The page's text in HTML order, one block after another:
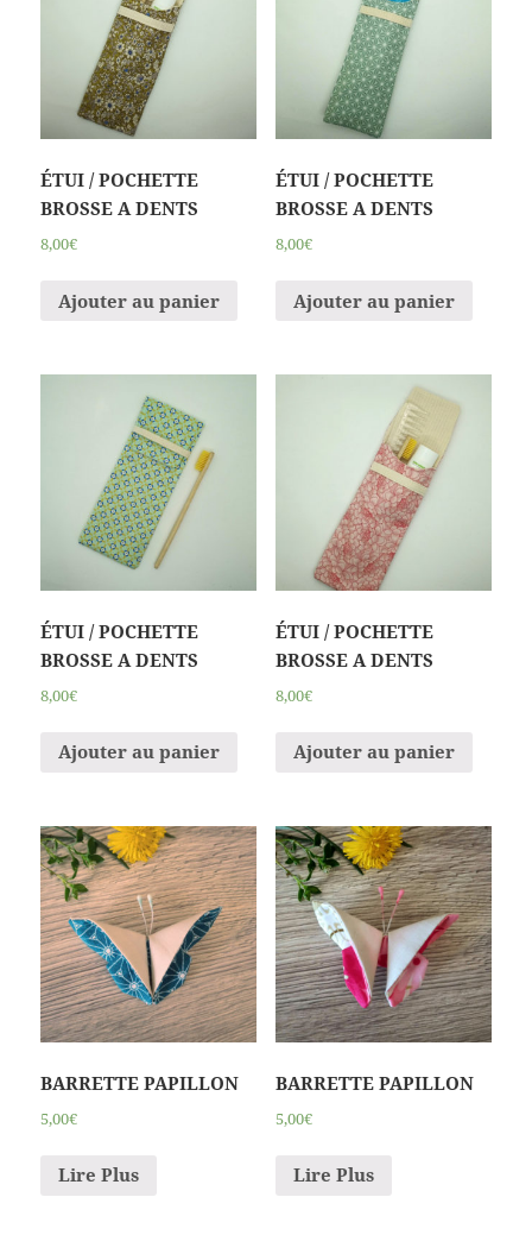
ÉTUI / POCHETTE
BROSSE A DENTS
8,00€
Ajouter au panier
ÉTUI / POCHETTE
BROSSE A DENTS
8,00€
Ajouter au panier
ÉTUI / POCHETTE
BROSSE A DENTS
8,00€
Ajouter au panier
ÉTUI / POCHETTE
BROSSE A DENTS
8,00€
Ajouter au panier
BARRETTE PAPILLON
5,00€
Lire Plus
BARRETTE PAPILLON
5,00€
Lire Plus